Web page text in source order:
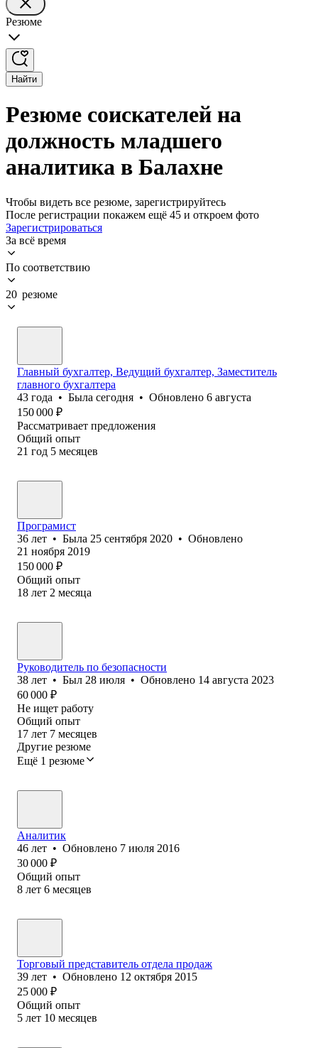
Резюме
Найти
Резюме соискателей на
должность младшего
аналитика в Балахне
Чтобы видеть все резюме, зарегистрируйтесь
После регистрации покажем ещё 45 и откроем фото
Зарегистрироваться
За всё время
По соответствию
20 резюме
Главный бухгалтер, Ведущий бухгалтер, Заместитель
главного бухгалтера
43 года • Была сегодня • Обновлено 6 августа
150 000 ₽
Рассматривает предложения
Общий опыт
21 год 5 месяцев
Програмист
36 лет • Была 25 сентября 2020 • Обновлено
21 ноября 2019
150 000 ₽
Общий опыт
18 лет 2 месяца
Руководитель по безопасности
38 лет • Был 28 июля • Обновлено 14 августа 2023
60 000 ₽
Не ищет работу
Общий опыт
17 лет 7 месяцев
Другие резюме
Ещё 1 резюме
Аналитик
46 лет • Обновлено 7 июля 2016
30 000 ₽
Общий опыт
8 лет 6 месяцев
Торговый представитель отдела продаж
39 лет • Обновлено 12 октября 2015
25 000 ₽
Общий опыт
5 лет 10 месяцев